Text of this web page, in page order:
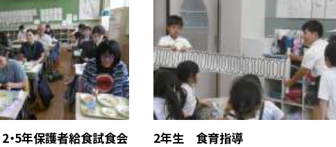
5年保護者給食試食会 2年生 食育指導